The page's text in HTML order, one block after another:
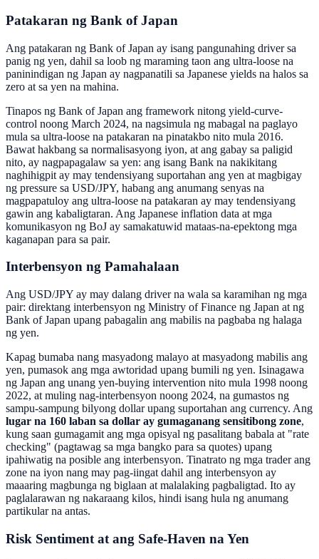
Patakaran ng Bank of Japan
Ang patakaran ng Bank of Japan ay isang pangunahing driver sa
panig ng yen, dahil sa loob ng maraming taon ang ultra-loose na
paninindigan ng Japan ay nagpanatili sa Japanese yields na halos sa
zero at sa yen na mahina.
Tinapos ng Bank of Japan ang framework nitong yield-curve-
control noong March 2024, na nagsimula ng mabagal na paglayo
mula sa ultra-loose na patakaran na pinatakbo nito mula 2016.
Bawat hakbang sa normalisasyong iyon, at ang gabay sa paligid
nito, ay nagpapagalaw sa yen: ang isang Bank na nakikitang
naghihigpit ay may tendensiyang suportahan ang yen at magbigay
ng pressure sa USD/JPY, habang ang anumang senyas na
magpapatuloy ang ultra-loose na patakaran ay may tendensiyang
gawin ang kabaligtaran. Ang Japanese inflation data at mga
komunikasyon ng BoJ ay samakatuwid mataas-na-epektong mga
kaganapan para sa pair.
Interbensyon ng Pamahalaan
Ang USD/JPY ay may dalang driver na wala sa karamihan ng mga
pair: direktang interbensyon ng Ministry of Finance ng Japan at ng
Bank of Japan upang pabagalin ang mabilis na pagbaba ng halaga
ng yen.
Kapag bumaba nang masyadong malayo at masyadong mabilis ang
yen, pumasok ang mga awtoridad upang bumili ng yen. Isinagawa
ng Japan ang unang yen-buying intervention nito mula 1998 noong
2022, at muling nag-interbensyon noong 2024, na gumastos ng
sampu-sampung bilyong dollar upang suportahan ang currency. Ang
lugar na 160 laban sa dollar ay gumaganang sensitibong zone,
kung saan gumagamit ang mga opisyal ng pasalitang babala at "rate
checking" (pagtawag sa mga bangko para sa quotes) upang
ipahiwatig na posible ang interbensyon. Tinatrato ng mga trader ang
zone na iyon nang may pag-iingat dahil ang interbensyon ay
maaaring magbunga ng biglaan at malalaking pagbaligtad. Ito ay
paglalarawan ng nakaraang kilos, hindi isang hula ng anumang
partikular na antas.
Risk Sentiment at ang Safe-Haven na Yen